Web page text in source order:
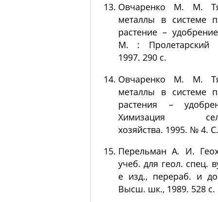
Овчаренко М. М.
металлы в системе
растение –
М. : Пролетарский
1997. 290 с.
Овчаренко М. М.
металлы в системе
растения –
Химизация
хозяйства. 1995. № 4.
Перельман А. И.
учеб. для геол. спец.
е изд., перераб. и
Высш. шк., 1989. 528 с.